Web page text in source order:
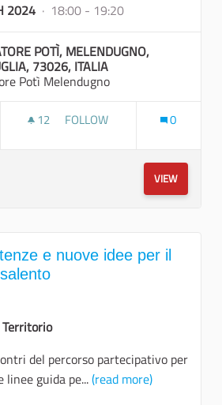
2024 · 18:00 - 19:20
POTÌ, MELENDUGNO,
73026, ITALIA
Potì Melendugno
12 12 FOLLOWERS
FOLLOW 0
VIEW
e nuove idee per il
Territorio
del percorso partecipativo per
linee guida pe...(read more)